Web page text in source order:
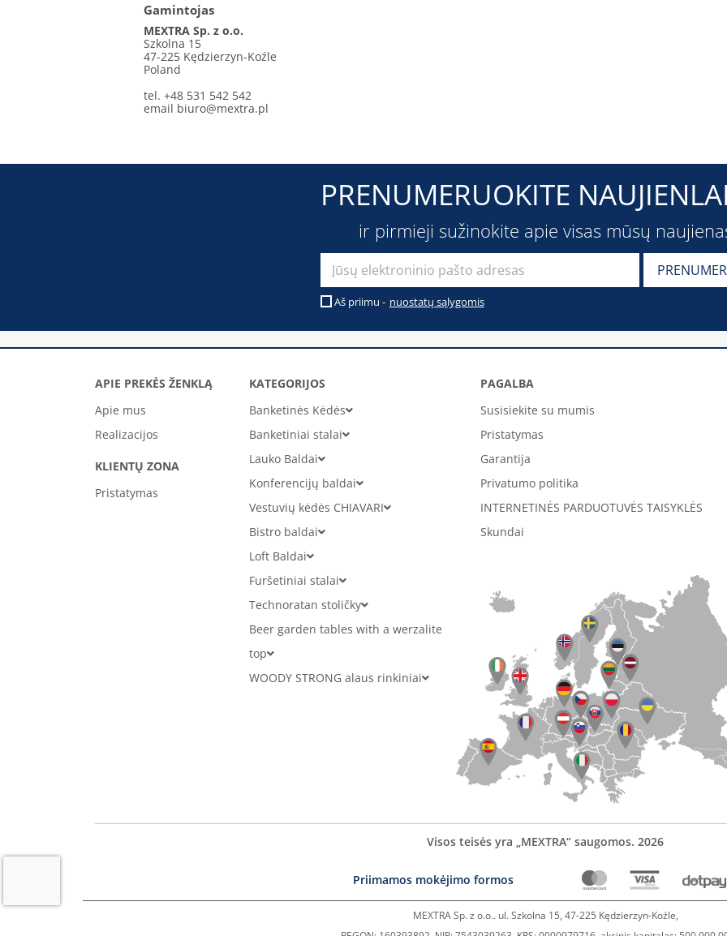
Gamintojas
MEXTRA Sp. z o.o.
Szkolna 15
47-225 Kędzierzyn-Koźle
Poland
tel. +48 531 542 542
email biuro@mextra.pl
PRENUMERUOKITE
ir pirmieji sužinokite apie visas mūsų
Aš priimu - nuostatų sąlygomis
APIE PREKĖS ŽENKLĄ
Apie mus
Realizacijos
KLIENTŲ ZONA
Pristatymas
KATEGORIJOS
Banketinės Kėdės
Banketiniai stalai
Lauko Baldai
Konferencijų baldai
Vestuvių kėdės CHIAVARI
Bistro baldai
Loft Baldai
Furšetiniai stalai
Technoratan stoličky
Beer garden tables with a werzalite
top
WOODY STRONG alaus rinkiniai
PAGALBA
Susisiekite su mumis
Pristatymas
Garantija
Privatumo politika
INTERNETINĖS PARDUOTUVĖS TAISYKLĖS
Skundai
Visos teisės yra „MEXTRA“ saugomos. 2026
Priimamos mokėjimo formos
MEXTRA Sp. z o.o.. ul. Szkolna 15, 47-225 Kędzierzyn-Koźle,